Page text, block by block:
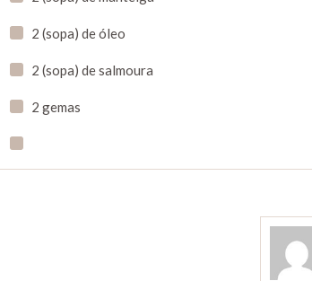
2 (sopa) de óleo
2 (sopa) de salmoura
2 gemas